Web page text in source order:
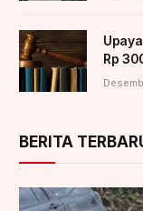
Rp
BERITA